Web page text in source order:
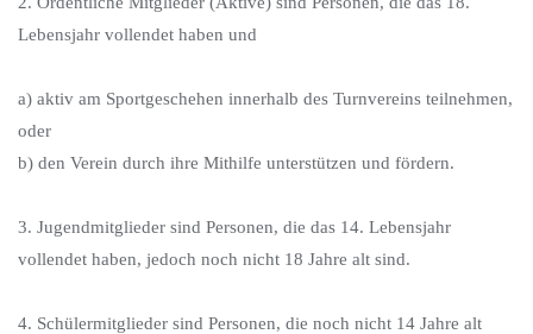
Lebensjahr vollendet haben und
a) aktiv am Sportgeschehen innerhalb des Turnvereins teilnehmen,
oder
b) den Verein durch ihre Mithilfe unterstützen und fördern.
3. Jugendmitglieder sind Personen, die das 14. Lebensjahr
vollendet haben, jedoch noch nicht 18 Jahre alt sind.
4. Schülermitglieder sind Personen, die noch nicht 14 Jahre alt